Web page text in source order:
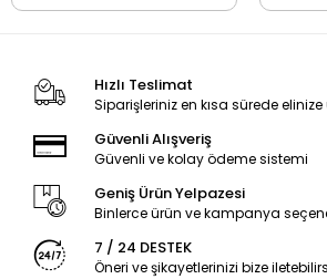
Hızlı Teslimat
Siparişleriniz en kısa sürede elinize
Güvenli Alışveriş
Güvenli ve kolay ödeme sistemi
Geniş Ürün Yelpazesi
Binlerce ürün ve kampanya
7 / 24 DESTEK
Öneri ve şikayetlerinizi bize